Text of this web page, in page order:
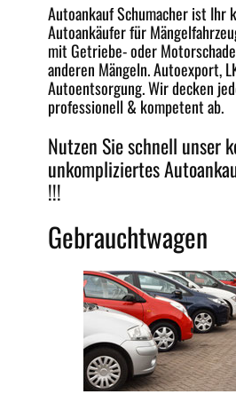
AutoankaufSchumacher ist Ihr
Autoankäufer für
mit Getriebe-oder
anderen Mängeln.Autoexport,
Autoentsorgung. Wir decken
professionell &kompetentab.
Nutzen Sie schnell unser
unkompliziertes
!!!
Gebrauchtwagen